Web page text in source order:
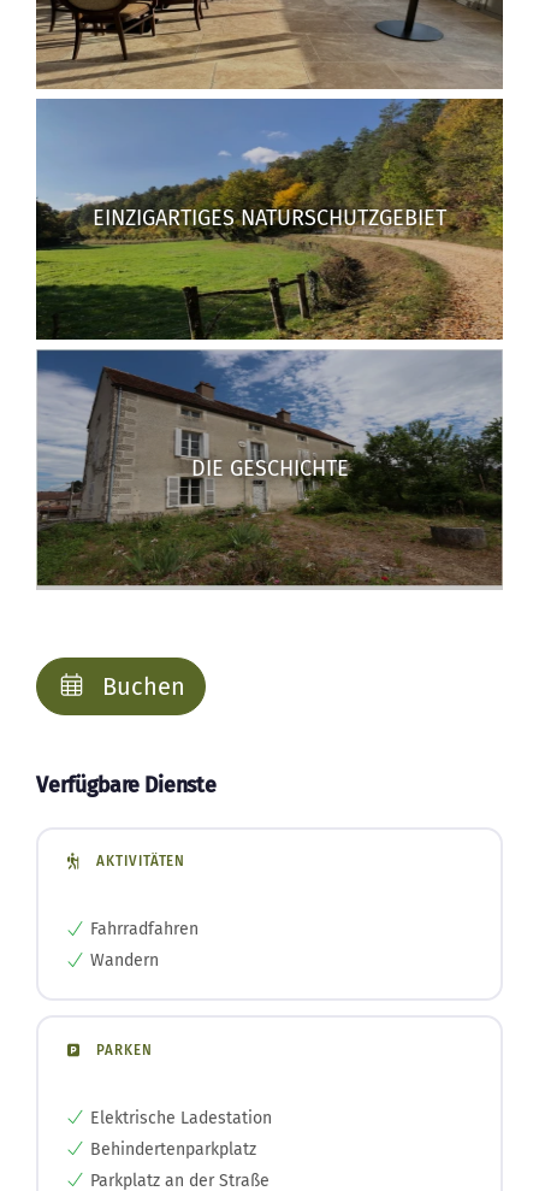
EINZIGARTIGES NATURSCHUTZGEBIET
DIE GESCHICHTE
Buchen
Verfügbare Dienste
AKTIVITÄTEN
Fahrradfahren
Wandern
PARKEN
Elektrische Ladestation
Behindertenparkplatz
Parkplatz an der Straße